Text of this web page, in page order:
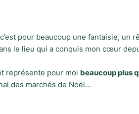
pour beaucoup une fantaisie, un
le lieu qui a conquis mon cœur
représente pour moi beaucoup plus
des marchés de Noël…